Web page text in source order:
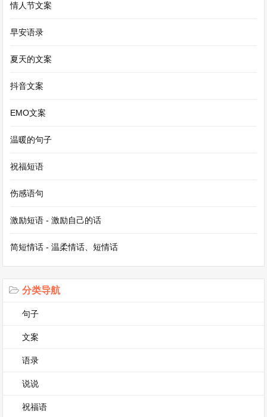
【两小儿辩日原文及鉴赏】相关文章
海底两万里好句（44句）
海底两万里读后感1000字（精选三篇）
大班下学期个人总结（通用两篇）
《两小儿辩日》的原文及其翻译
《小儿垂钓》原文及翻译(人教版）
情人节文案
早安语录
夏天的文案
抖音文案
EMO文案
温暖的句子
祝福短语
伤感语句
激励短语 - 激励自己的话
简短情话 - 温柔情话、短情话
分类导航
句子
文案
语录
说说
祝福语